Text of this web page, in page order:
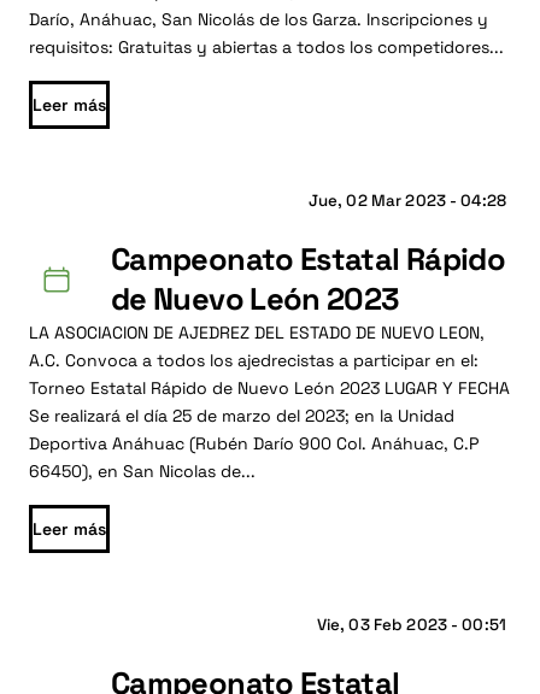
Darío, Anáhuac, San Nicolás de los Garza. Inscripciones y
requisitos: Gratuitas y abiertas a todos los competidores...
Leer más
Jue, 02 Mar 2023 - 04:28
Campeonato Estatal Rápido
de Nuevo León 2023
LA ASOCIACION DE AJEDREZ DEL ESTADO DE NUEVO LEON,
A.C. Convoca a todos los ajedrecistas a participar en el:
Torneo Estatal Rápido de Nuevo León 2023 LUGAR Y FECHA
Se realizará el día 25 de marzo del 2023; en la Unidad
Deportiva Anáhuac (Rubén Darío 900 Col. Anáhuac, C.P
66450), en San Nicolas de...
Leer más
Vie, 03 Feb 2023 - 00:51
Campeonato Estatal